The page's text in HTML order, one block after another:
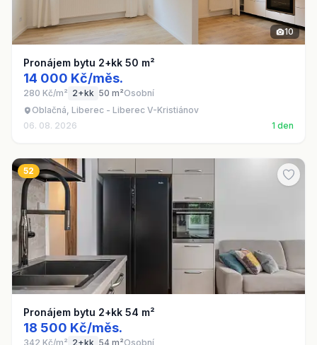
10
Pronájem bytu 2+kk 50 m²
14 000 Kč/měs.
280 Kč/m² 2+kk 50 m²Osobní
Oblačná, Liberec - Liberec V-Kristiánov
06. 08. 2026
1 den
52
Pronájem bytu 2+kk 54 m²
18 500 Kč/měs.
342 Kč/m² 2+kk 54 m²Osobní